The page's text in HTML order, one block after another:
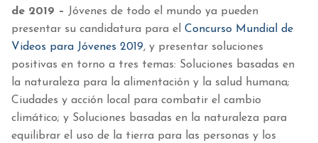
de 2019 – Jóvenes de todo el mundo ya pueden
presentar su candidatura para el Concurso Mundial de
Videos para Jóvenes 2019, y presentar soluciones
positivas en torno a tres temas: Soluciones basadas en
la naturaleza para la alimentación y la salud humana;
Ciudades y acción local para combatir el cambio
climático; y Soluciones basadas en la naturaleza para
equilibrar el uso de la tierra para las personas y los